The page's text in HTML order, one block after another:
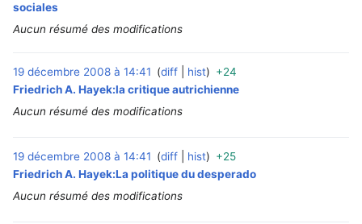
sociales
Aucun résumé des modifications
19 décembre 2008 à 14:41 diff hist +24
Friedrich A. Hayek:la critique autrichienne
Aucun résumé des modifications
19 décembre 2008 à 14:41 diff hist +25
Friedrich A. Hayek:La politique du desperado
Aucun résumé des modifications